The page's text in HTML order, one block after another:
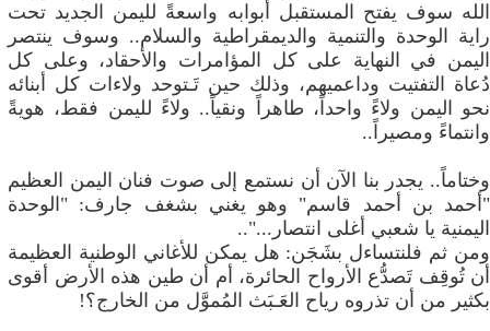
الله سوف يفتح المستقبل أبوابه واسعةً لليمن الجديد تحت
راية الوحدة والتنمية والديمقراطية والسلام.. وسوف ينتصر
اليمن في النهاية على كل المؤامرات والأحقاد، وعلى كل
دُعاة التفتيت وداعميهم، وذلك حين تَـتوحد ولاءات كل أبنائه
نحو اليمن ولاءً واحداً، طاهراً ونقياً.. ولاءً لليمن فقط، هويةً
وانتماءً ومصيراً..
وختاماً.. يجدر بنا الآن أن نستمع إلى صوت فنان اليمن العظيم
"أحمد بن أحمد قاسم" وهو يغني بشغف جارف: "الوحدة
اليمنية يا شعبي أغلى انتصار..."..
ومن ثم فلنتساءل بشَجَن: هل يمكن للأغاني الوطنية العظيمة
أن تُوقِف تَصدُّع الأرواح الحائرة، أم أن طين هذه الأرض أقوى
بكثير من أن تذروه رياح العَـبَث المُموَّل من الخارج؟!